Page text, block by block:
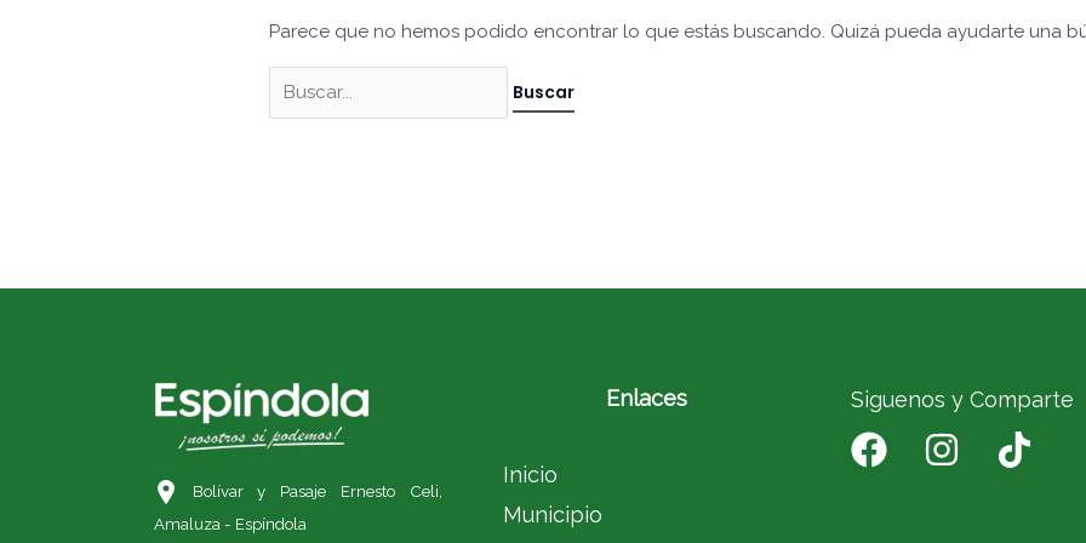
Parece que no hemos podido encontrar lo que estás buscando. Quizá pueda ayudarte una
Bolívar y Pasaje Ernesto Celi,
Amaluza - Espíndola
Enlaces
Inicio
Municipio
Siguenos y Comparte